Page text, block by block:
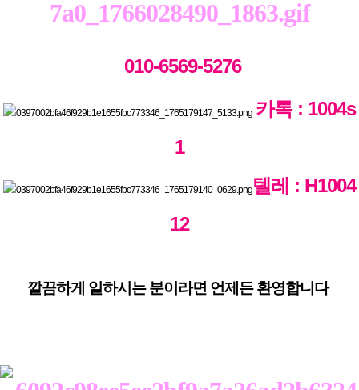
010-6569-5276
카톡 : 1004s
1
텔레 : H1004
12
깔끔하게 일하시는 분이라면 언제든 환영합니다